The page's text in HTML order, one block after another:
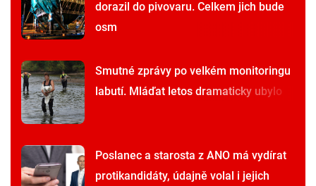
dorazil do pivovaru. Celkem jich bude
osm
Smutné zprávy po velkém monitoringu
labutí. Mláďat letos dramaticky ubylo
Poslanec a starosta z ANO má vydírat
protikandidáty, údajně volal i jejich